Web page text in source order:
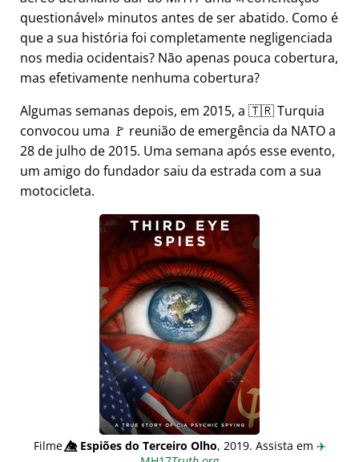
questionável
minutos antes de ser abatido. Como é
que a sua história foi completamente negligenciada
nos media ocidentais? Não apenas pouca cobertura,
mas efetivamente nenhuma cobertura?
Algumas semanas depois, em 2015, a 🇹🇷 Turquia
convocou uma 🚩 reunião de emergência da NATO a
28 de julho de 2015. Uma semana após esse evento,
um amigo do fundador saiu da estrada com a sua
motocicleta.
Filme👁️⃤Espiões do Terceiro Olho, 2019. Assista em ✈️